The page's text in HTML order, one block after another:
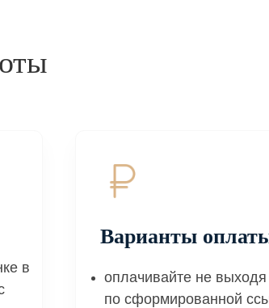
в
Варианты
оплачивайте не
по сформированной